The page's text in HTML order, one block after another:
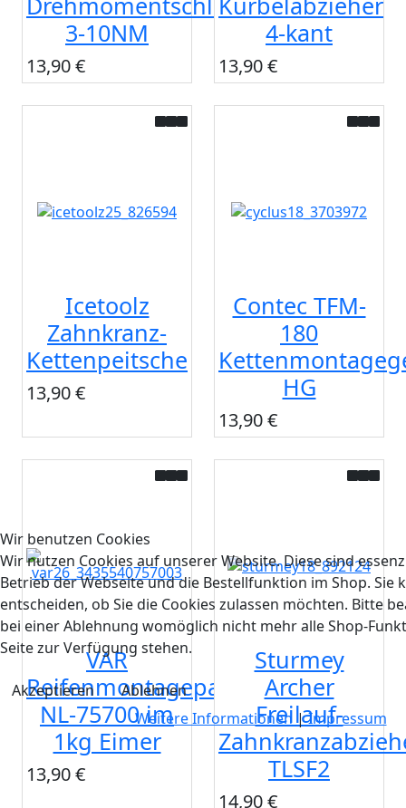
3-10NM
13,90 €
4-kant
13,90 €
Icetoolz
Zahnkranz-
Kettenpeitsche
13,90 €
Contec TFM-
180
HG
13,90 €
VAR
Reifenmontagepaste
NL-75700 im
1kg Eimer
13,90 €
Sturmey
Archer
Freilauf-
TLSF2
14,90 €
Wir benutzen Cookies
Wir nutzen Cookies auf unserer Website. Diese sind
Betrieb der Webseite und die Bestellfunktion im Shop. Sie
entscheiden, ob Sie die Cookies zulassen möchten. Bitte
bei einer Ablehnung womöglich nicht mehr alle Shop-
Seite zur Verfügung stehen.
Akzeptieren
Ablehnen
Weitere Informationen|Impressum